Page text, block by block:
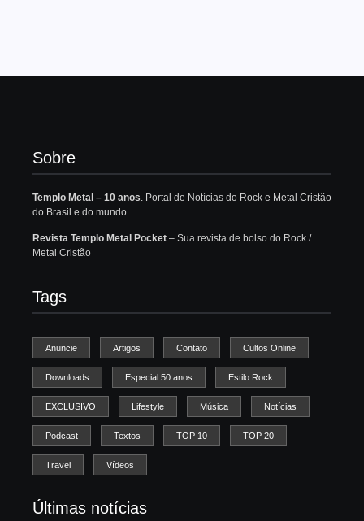
Sobre
Templo Metal – 10 anos. Portal de Notícias do Rock e Metal Cristão
do Brasil e do mundo.
Revista Templo Metal Pocket – Sua revista de bolso do Rock /
Metal Cristão
Tags
Anuncie Artigos Contato Cultos Online
Downloads Especial 50 anos Estilo Rock
EXCLUSIVO Lifestyle Música Notícias
Podcast Textos TOP 10 TOP 20
Travel Vídeos
Últimas notícias